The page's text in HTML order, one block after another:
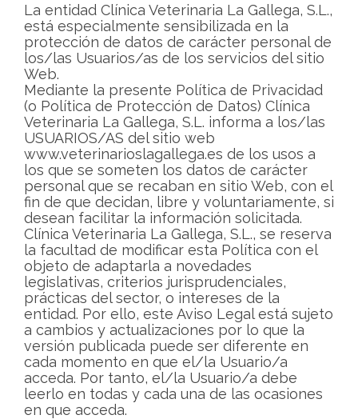
La entidad Clínica Veterinaria La Gallega, S.L.,
está especialmente sensibilizada en la
protección de datos de carácter personal de
los/las Usuarios/as de los servicios del sitio
Web.
Mediante la presente Política de Privacidad
(o Política de Protección de Datos) Clínica
Veterinaria La Gallega, S.L. informa a los/las
USUARIOS/AS del sitio web
www.veterinarioslagallega.es de los usos a
los que se someten los datos de carácter
personal que se recaban en sitio Web, con el
fin de que decidan, libre y voluntariamente, si
desean facilitar la información solicitada.
Clínica Veterinaria La Gallega, S.L., se reserva
la facultad de modificar esta Política con el
objeto de adaptarla a novedades
legislativas, criterios jurisprudenciales,
prácticas del sector, o intereses de la
entidad. Por ello, este Aviso Legal está sujeto
a cambios y actualizaciones por lo que la
versión publicada puede ser diferente en
cada momento en que el/la Usuario/a
acceda. Por tanto, el/la Usuario/a debe
leerlo en todas y cada una de las ocasiones
en que acceda.